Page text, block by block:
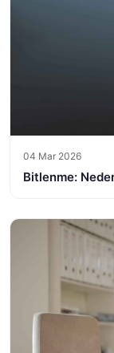
04 Mar 2026
Bitlenme: